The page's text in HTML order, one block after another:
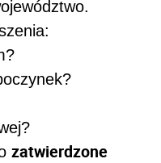
zatwierdzone